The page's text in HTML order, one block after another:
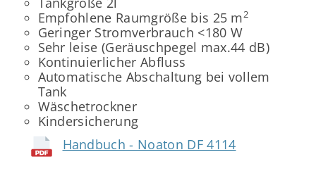
Empfohlene Raumgröße bis 25 m2
Geringer Stromverbrauch <180 W
Sehr leise (Geräuschpegel max.44 dB)
Kontinuierlicher Abfluss
Automatische Abschaltung bei vollem
Tank
Wäschetrockner
Kindersicherung
Handbuch - Noaton DF 4114